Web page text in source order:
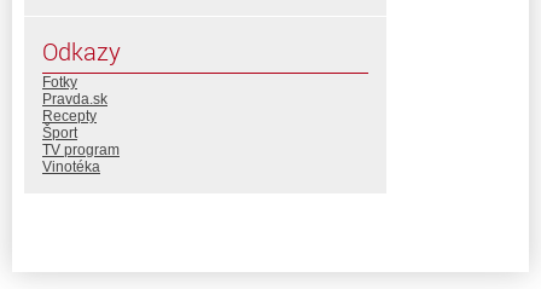
Odkazy
Fotky
Pravda.sk
Recepty
Šport
TV program
Vinotéka